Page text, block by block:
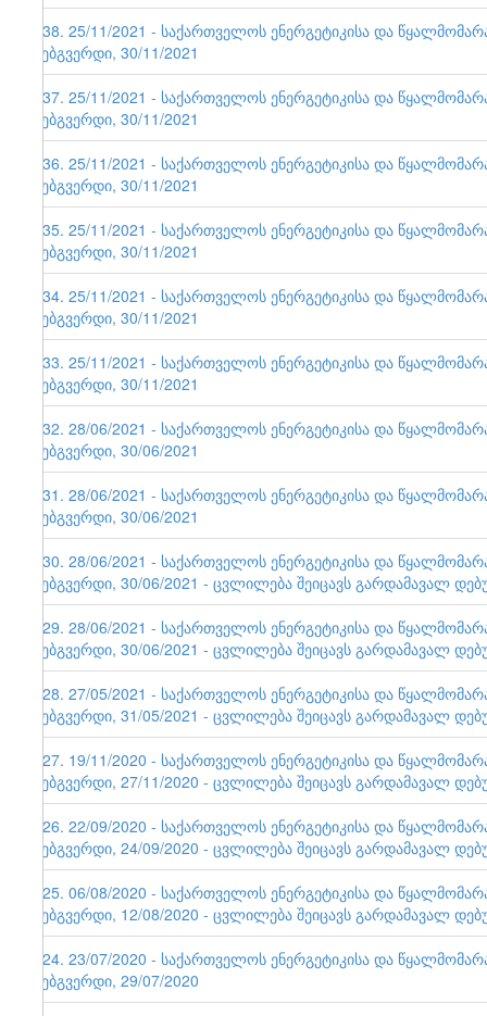
138. 25/11/2021 - საქართველოს ენერგეტიკისა და
ვებგვერდი, 30/11/2021
137. 25/11/2021 - საქართველოს ენერგეტიკისა და
ვებგვერდი, 30/11/2021
136. 25/11/2021 - საქართველოს ენერგეტიკისა და
ვებგვერდი, 30/11/2021
135. 25/11/2021 - საქართველოს ენერგეტიკისა და
ვებგვერდი, 30/11/2021
134. 25/11/2021 - საქართველოს ენერგეტიკისა და
ვებგვერდი, 30/11/2021
133. 25/11/2021 - საქართველოს ენერგეტიკისა და
ვებგვერდი, 30/11/2021
132. 28/06/2021 - საქართველოს ენერგეტიკისა და
ვებგვერდი, 30/06/2021
131. 28/06/2021 - საქართველოს ენერგეტიკისა და
ვებგვერდი, 30/06/2021
130. 28/06/2021 - საქართველოს ენერგეტიკისა და
ვებგვერდი, 30/06/2021 - ცვლილება შეიცავს გარდამავალ
129. 28/06/2021 - საქართველოს ენერგეტიკისა და
ვებგვერდი, 30/06/2021 - ცვლილება შეიცავს გარდამავალ
128. 27/05/2021 - საქართველოს ენერგეტიკისა და
ვებგვერდი, 31/05/2021 - ცვლილება შეიცავს გარდამავალ
127. 19/11/2020 - საქართველოს ენერგეტიკისა და
ვებგვერდი, 27/11/2020 - ცვლილება შეიცავს გარდამავალ
126. 22/09/2020 - საქართველოს ენერგეტიკისა და
ვებგვერდი, 24/09/2020 - ცვლილება შეიცავს გარდამავალ
125. 06/08/2020 - საქართველოს ენერგეტიკისა და
ვებგვერდი, 12/08/2020 - ცვლილება შეიცავს გარდამავალ
124. 23/07/2020 - საქართველოს ენერგეტიკისა და
ვებგვერდი, 29/07/2020